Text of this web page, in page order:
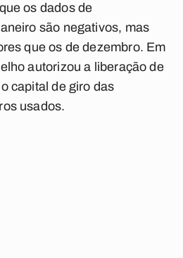
os dados de
são negativos, mas
que os de dezembro. Em
autorizou a liberação de
capital de giro das
usados.